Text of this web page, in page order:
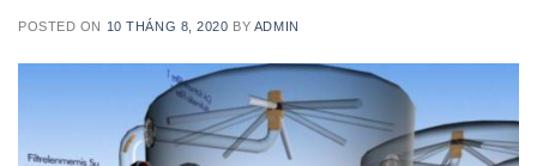
POSTED ON 10 THÁNG 8, 2020 BY ADMIN